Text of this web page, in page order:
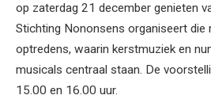
op zaterdag 21 december genieten
Stichting Nononsens organiseert die
optredens, waarin kerstmuziek en
musicals centraal staan. De
15.00 en 16.00 uur.